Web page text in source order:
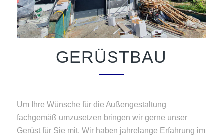
GERÜSTBAU
Um Ihre Wünsche für die Außengestaltung
fachgemäß umzusetzen bringen wir gerne unser
Gerüst für Sie mit. Wir haben jahrelange Erfahrung im